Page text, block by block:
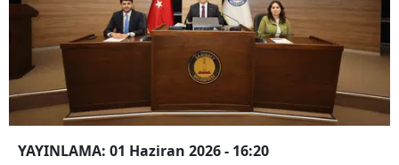
YAYINLAMA: 01 Haziran 2026 - 16:20